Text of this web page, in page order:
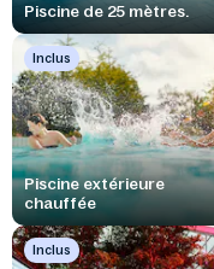
Piscine de 25 mètres.
Inclus
Piscine extérieure
chauffée
Inclus